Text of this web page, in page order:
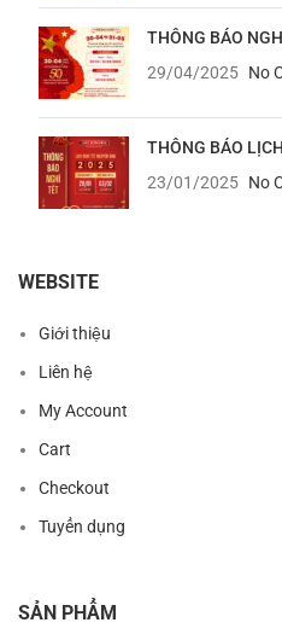
THÔNG BÁO
29/04/2025 No
THÔNG BÁO
23/01/2025 No
WEBSITE
Giới thiệu
Liên hệ
My Account
Cart
Checkout
Tuyển dụng
SẢN PHẨM